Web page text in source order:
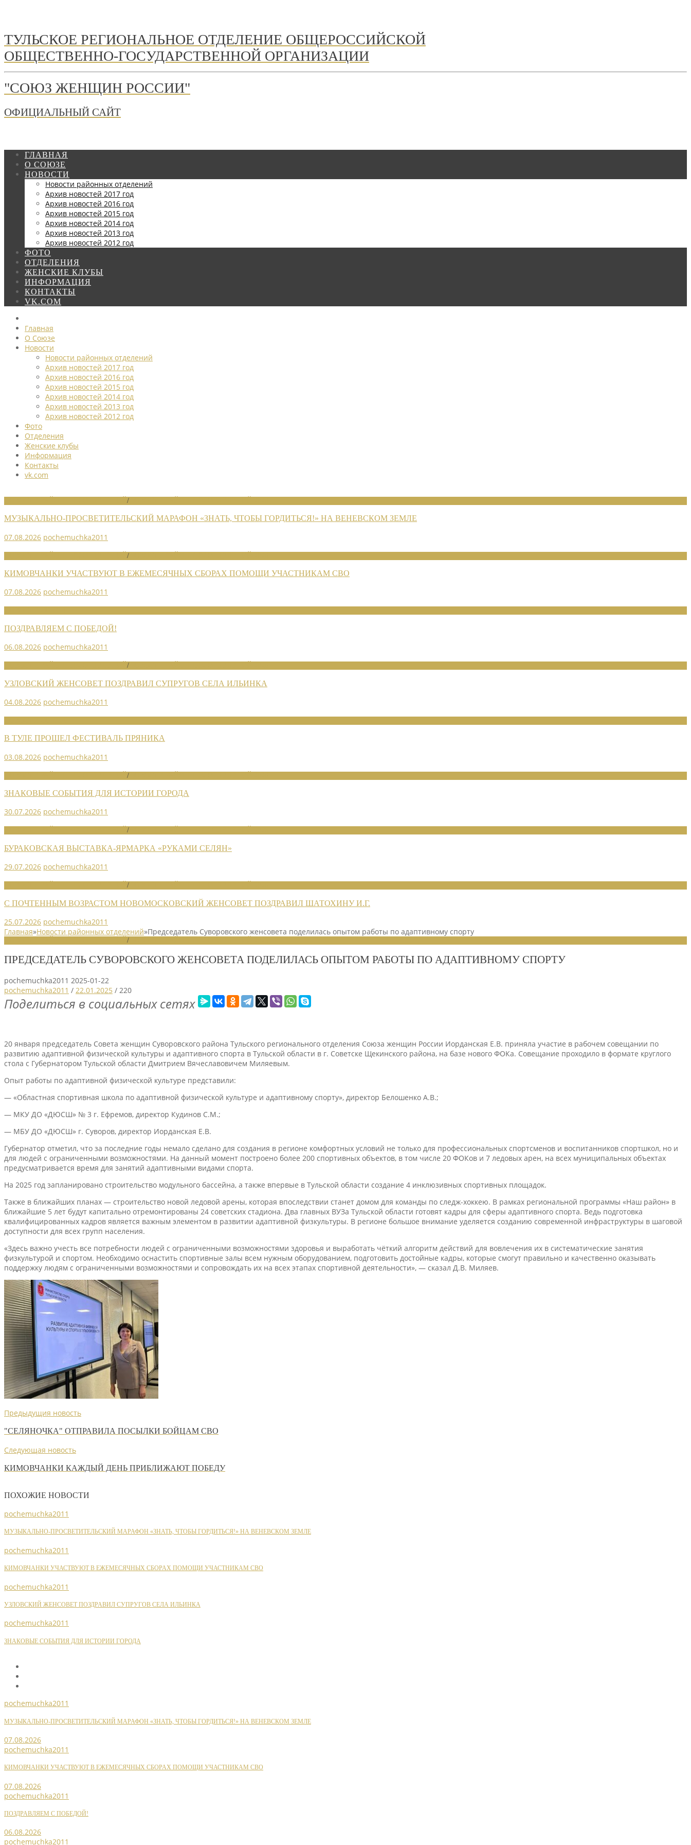
ТУЛЬСКОЕ РЕГИОНАЛЬНОЕ ОТДЕЛЕНИЕ ОБЩЕРОССИЙСКОЙ
ОБЩЕСТВЕННО-ГОСУДАРСТВЕННОЙ ОРГАНИЗАЦИИ
"СОЮЗ ЖЕНЩИН РОССИИ"
ОФИЦИАЛЬНЫЙ САЙТ
ГЛАВНАЯ
О СОЮЗЕ
НОВОСТИ
Новости районных отделений
Архив новостей 2017 год
Архив новостей 2016 год
Архив новостей 2015 год
Архив новостей 2014 год
Архив новостей 2013 год
Архив новостей 2012 год
ФОТО
ОТДЕЛЕНИЯ
ЖЕНСКИЕ КЛУБЫ
ИНФОРМАЦИЯ
КОНТАКТЫ
VK.COM
Главная
О Союзе
Новости
Новости районных отделений
Архив новостей 2017 год
Архив новостей 2016 год
Архив новостей 2015 год
Архив новостей 2014 год
Архив новостей 2013 год
Архив новостей 2012 год
Фото
Отделения
Женские клубы
Информация
Контакты
vk.com
/
МУЗЫКАЛЬНО-ПРОСВЕТИТЕЛЬСКИЙ МАРАФОН «ЗНАТЬ, ЧТОБЫ ГОРДИТЬСЯ!» НА ВЕНЕВСКОМ ЗЕМЛЕ
07.08.2026 pochemuchka2011
/
КИМОВЧАНКИ УЧАСТВУЮТ В ЕЖЕМЕСЯЧНЫХ СБОРАХ ПОМОЩИ УЧАСТНИКАМ СВО
07.08.2026 pochemuchka2011
ПОЗДРАВЛЯЕМ С ПОБЕДОЙ!
06.08.2026 pochemuchka2011
/
УЗЛОВСКИЙ ЖЕНСОВЕТ ПОЗДРАВИЛ СУПРУГОВ СЕЛА ИЛЬИНКА
04.08.2026 pochemuchka2011
В ТУЛЕ ПРОШЕЛ ФЕСТИВАЛЬ ПРЯНИКА
03.08.2026 pochemuchka2011
/
ЗНАКОВЫЕ СОБЫТИЯ ДЛЯ ИСТОРИИ ГОРОДА
30.07.2026 pochemuchka2011
/
БУРАКОВСКАЯ ВЫСТАВКА-ЯРМАРКА «РУКАМИ СЕЛЯН»
29.07.2026 pochemuchka2011
/
С ПОЧТЕННЫМ ВОЗРАСТОМ НОВОМОСКОВСКИЙ ЖЕНСОВЕТ ПОЗДРАВИЛ ШАТОХИНУ И.Г.
25.07.2026 pochemuchka2011
Главная»Новости районных отделений»Председатель Суворовского женсовета поделилась опытом работы по адаптивному спорту
/
ПРЕДСЕДАТЕЛЬ СУВОРОВСКОГО ЖЕНСОВЕТА ПОДЕЛИЛАСЬ ОПЫТОМ РАБОТЫ ПО АДАПТИВНОМУ СПОРТУ
pochemuchka2011 2025-01-22
pochemuchka2011 / 22.01.2025 / 220
Поделиться в социальных сетях
20 января председатель Совета женщин Суворовского района Тульского регионального отделения Союза женщин России Иорданская Е.В. приняла участие в рабочем совещании по
развитию адаптивной физической культуры и адаптивного спорта в Тульской области в г. Советске Щекинского района, на базе нового ФОКа. Совещание проходило в формате круглого
стола с Губернатором Тульской области Дмитрием Вячеславовичем Миляевым.
Опыт работы по адаптивной физической культуре представили:
— «Областная спортивная школа по адаптивной физической культуре и адаптивному спорту», директор Белошенко А.В.;
— МКУ ДО «ДЮСШ» № 3 г. Ефремов, директор Кудинов С.М.;
— МБУ ДО «ДЮСШ» г. Суворов, директор Иорданская Е.В.
Губернатор отметил, что за последние годы немало сделано для создания в регионе комфортных условий не только для профессиональных спортсменов и воспитанников спортшкол, но и
для людей с ограниченными возможностями. На данный момент построено более 200 спортивных объектов, в том числе 20 ФОКов и 7 ледовых арен, на всех муниципальных объектах
предусматривается время для занятий адаптивными видами спорта.
На 2025 год запланировано строительство модульного бассейна, а также впервые в Тульской области создание 4 инклюзивных спортивных площадок.
Также в ближайших планах — строительство новой ледовой арены, которая впоследствии станет домом для команды по следж-хоккею. В рамках региональной программы «Наш район» в
ближайшие 5 лет будут капитально отремонтированы 24 советских стадиона. Два главных ВУЗа Тульской области готовят кадры для сферы адаптивного спорта. Ведь подготовка
квалифицированных кадров является важным элементом в развитии адаптивной физкультуры. В регионе большое внимание уделяется созданию современной инфраструктуры в шаговой
доступности для всех групп населения.
«Здесь важно учесть все потребности людей с ограниченными возможностями здоровья и выработать чёткий алгоритм действий для вовлечения их в систематические занятия
физкультурой и спортом. Необходимо оснастить спортивные залы всем нужным оборудованием, подготовить достойные кадры, которые смогут правильно и качественно оказывать
поддержку людям с ограниченными возможностями и сопровождать их на всех этапах спортивной деятельности», — сказал Д.В. Миляев.
Предыдущия новость
"СЕЛЯНОЧКА" ОТПРАВИЛА ПОСЫЛКИ БОЙЦАМ СВО
Следующая новость
КИМОВЧАНКИ КАЖДЫЙ ДЕНЬ ПРИБЛИЖАЮТ ПОБЕДУ
ПОХОЖИЕ НОВОСТИ
pochemuchka2011
МУЗЫКАЛЬНО-ПРОСВЕТИТЕЛЬСКИЙ МАРАФОН «ЗНАТЬ, ЧТОБЫ ГОРДИТЬСЯ!» НА ВЕНЕВСКОМ ЗЕМЛЕ
pochemuchka2011
КИМОВЧАНКИ УЧАСТВУЮТ В ЕЖЕМЕСЯЧНЫХ СБОРАХ ПОМОЩИ УЧАСТНИКАМ СВО
pochemuchka2011
УЗЛОВСКИЙ ЖЕНСОВЕТ ПОЗДРАВИЛ СУПРУГОВ СЕЛА ИЛЬИНКА
pochemuchka2011
ЗНАКОВЫЕ СОБЫТИЯ ДЛЯ ИСТОРИИ ГОРОДА
pochemuchka2011
МУЗЫКАЛЬНО-ПРОСВЕТИТЕЛЬСКИЙ МАРАФОН «ЗНАТЬ, ЧТОБЫ ГОРДИТЬСЯ!» НА ВЕНЕВСКОМ ЗЕМЛЕ
07.08.2026
pochemuchka2011
КИМОВЧАНКИ УЧАСТВУЮТ В ЕЖЕМЕСЯЧНЫХ СБОРАХ ПОМОЩИ УЧАСТНИКАМ СВО
07.08.2026
pochemuchka2011
ПОЗДРАВЛЯЕМ С ПОБЕДОЙ!
06.08.2026
pochemuchka2011